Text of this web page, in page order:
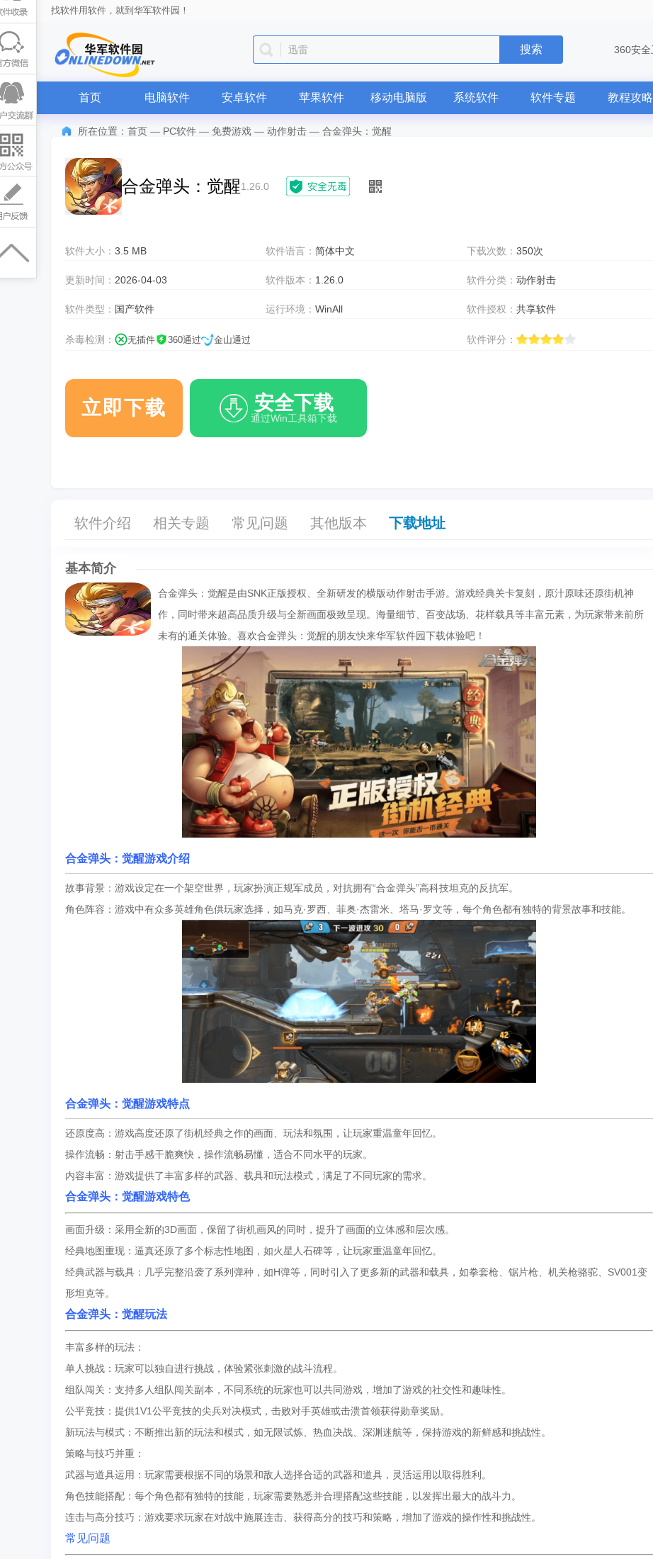
找软件用软件，就到华军软件园！
迅雷 搜索 360安全
首页 电脑软件 安卓软件 苹果软件 移动电脑版 系统软件 软件专题 教程攻略
所在位置： 首页 — PC软件 — 免费游戏 — 动作射击 — 合金弹头：觉醒
合金弹头：觉醒1.26.0
软件大小： 3.5 MB 软件语言：简体中文 下载次数： 350次
更新时间： 2026-04-03 软件版本： 1.26.0 软件分类： 动作射击
软件类型： 国产软件 运行环境：WinAll 软件授权： 共享软件
杀毒检测： 无插件 360通过 金山通过 软件评分：
立即下载 安全下载
通过Win工具箱下载
软件介绍 相关专题 常见问题 其他版本 下载地址
基本简介
合金弹头：觉醒是由SNK正版授权、全新研发的横版动作射击手游。游戏经典关卡复刻，原汁原味还原街机神
作，同时带来超高品质升级与全新画面极致呈现。海量细节、百变战场、花样载具等丰富元素，为玩家带来前所
未有的通关体验。喜欢合金弹头：觉醒的朋友快来华军软件园下载体验吧！
合金弹头：觉醒游戏介绍
故事背景：游戏设定在一个架空世界，玩家扮演正规军成员，对抗拥有“合金弹头”高科技坦克的反抗军。
角色阵容：游戏中有众多英雄角色供玩家选择，如马克·罗西、菲奥·杰雷米、塔马·罗文等，每个角色都有独特的背景故事和技能。
合金弹头：觉醒游戏特点
还原度高：游戏高度还原了街机经典之作的画面、玩法和氛围，让玩家重温童年回忆。
操作流畅：射击手感干脆爽快，操作流畅易懂，适合不同水平的玩家。
内容丰富：游戏提供了丰富多样的武器、载具和玩法模式，满足了不同玩家的需求。
合金弹头：觉醒游戏特色
画面升级：采用全新的3D画面，保留了街机画风的同时，提升了画面的立体感和层次感。
经典地图重现：逼真还原了多个标志性地图，如火星人石碑等，让玩家重温童年回忆。
经典武器与载具：几乎完整沿袭了系列弹种，如H弹等，同时引入了更多新的武器和载具，如拳套枪、锯片枪、机关枪骆驼、SV001变
形坦克等。
合金弹头：觉醒玩法
丰富多样的玩法：
单人挑战：玩家可以独自进行挑战，体验紧张刺激的战斗流程。
组队闯关：支持多人组队闯关副本，不同系统的玩家也可以共同游戏，增加了游戏的社交性和趣味性。
公平竞技：提供1V1公平竞技的尖兵对决模式，击败对手英雄或击溃首领获得勋章奖励。
新玩法与模式：不断推出新的玩法和模式，如无限试炼、热血决战、深渊迷航等，保持游戏的新鲜感和挑战性。
策略与技巧并重：
武器与道具运用：玩家需要根据不同的场景和敌人选择合适的武器和道具，灵活运用以取得胜利。
角色技能搭配：每个角色都有独特的技能，玩家需要熟悉并合理搭配这些技能，以发挥出最大的战斗力。
连击与高分技巧：游戏要求玩家在对战中施展连击、获得高分的技巧和策略，增加了游戏的操作性和挑战性。
常见问题